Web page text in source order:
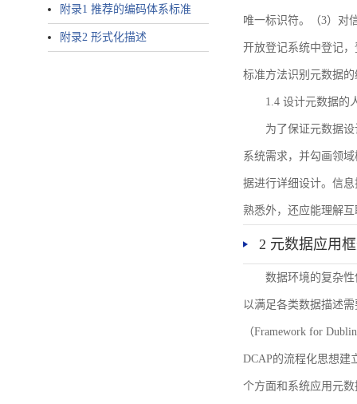
附录1 推荐的编码体系标准
附录2 形式化描述
唯一标识符。（3）对
开放登记系统中登记
标准方法识别元数据
1.4 设计元数据的
为了保证元数据
系统需求，并勾画领
据进行详细设计。信
熟悉外，还应能理解
2 元数据应用
数据环境的复杂
以满足各类数据描述
（Framework for
DCAP的流程化思想建
个方面和系统应用元